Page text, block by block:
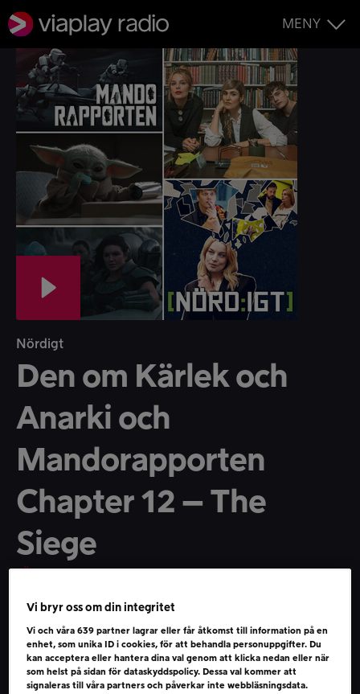
MENY
Nördigt
Den om Kärlek och
Anarki och
Mandorapporten
Chapter 12 – The
Siege
Netflix-serie och en obligatorisk Mandorapport. We
Inledningsvis sitter Berglöf och Kjellin hemma hos den
förstnämnde och drar igenom veckans höjdpunkter i
nördnyhetsväg, såsom släppdatum för såväl Wonder
Vi bryr oss om din integritet
Vi och våra639 partner lagrar eller får åtkomst till information på en
enhet, som unika ID i cookies, för att behandla personuppgifter. Du
kan acceptera eller hantera dina val genom att klicka nedan eller när
som helst på sidan för dataskyddspolicy. Dessa val kommer att
signaleras till våra partners och påverkar inte webbläsningsdata.